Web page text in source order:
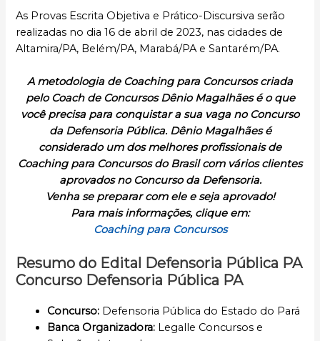
As Provas Escrita Objetiva e Prático-Discursiva serão
realizadas no dia 16 de abril de 2023, nas cidades de
Altamira/PA, Belém/PA, Marabá/PA e Santarém/PA.
A metodologia de Coaching para Concursos criada
pelo Coach de Concursos Dênio Magalhães é o que
você precisa para conquistar a sua vaga no Concurso
da Defensoria Pública. Dênio Magalhães é
considerado um dos melhores profissionais de
Coaching para Concursos do Brasil com vários clientes
aprovados no Concurso da Defensoria.
Venha se preparar com ele e seja aprovado!
Para mais informações, clique em:
Coaching para Concursos
Resumo do Edital Defensoria Pública PA
Concurso Defensoria Pública PA
Concurso: Defensoria Pública do Estado do Pará
Banca Organizadora: Legalle Concursos e